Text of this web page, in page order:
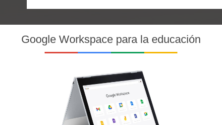
Google Workspace para la educación